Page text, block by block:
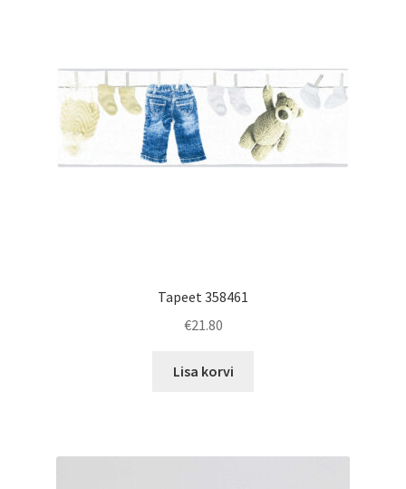
Tapeet 358461
€21.80
Lisa korvi